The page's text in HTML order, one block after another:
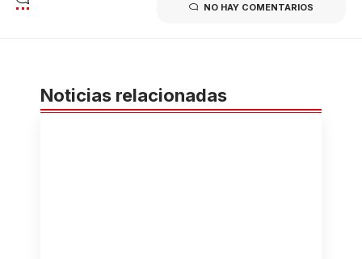
NO HAY COMENTARIOS
Noticias relacionadas